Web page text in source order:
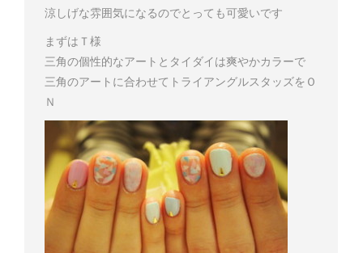
涼しげな雰囲気になるのでとっても可愛いです
まずはＴ様
三角の個性的なアートとタイダイは爽やかカラーで
三角のアートに合わせてトライアングルスタッズをＯ
Ｎ